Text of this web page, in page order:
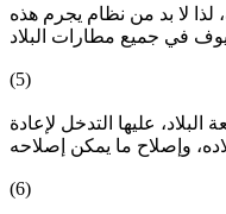
لا بد من نظام يجرم هذه
(5)
عليها التدخل لإعادة
(6)